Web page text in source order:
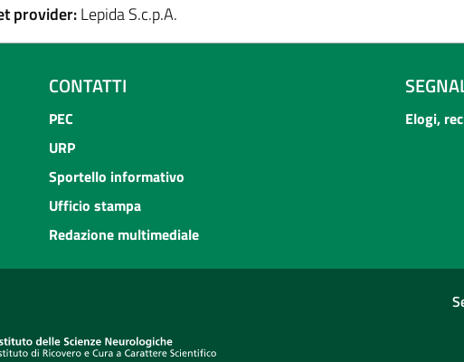
provider:Lepida S.c.p.A.
CONTATTI
PEC
URP
Sportello informativo
Ufficio stampa
Redazione multimediale
Elogi,